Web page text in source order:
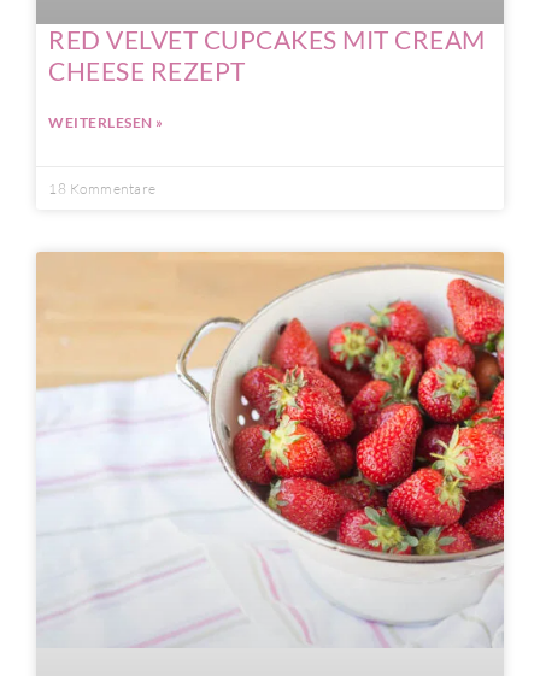
RED VELVET CUPCAKES MIT CREAM
CHEESE REZEPT
WEITERLESEN »
18 Kommentare